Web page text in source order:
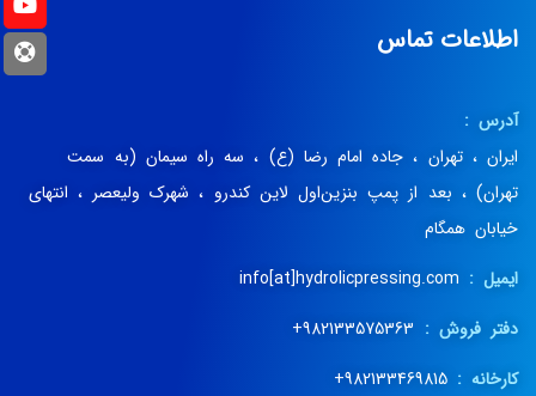
اطلاعات تماس
آدرس :
ایران ، تهران ، جاده امام رضا (ع) ، سه راه سیمان (به سمت
تهران) ، بعد از پمپ بنزین‌اول لاین کندرو ، شهرک ولیعصر ، انتهای
خیابان همگام
ایمیل :
دفتر فروش :
کارخانه : 982133469815+